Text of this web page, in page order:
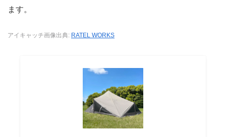
ます。
アイキャッチ画像出典: RATEL WORKS